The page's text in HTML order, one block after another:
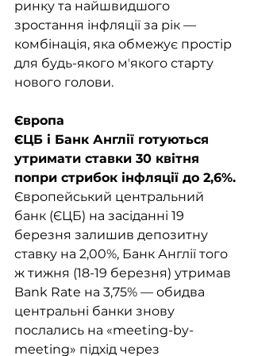
ринку та найшвидшого
зростання інфляції за рік —
комбінація, яка обмежує простір
для будь-якого мʼякого старту
нового голови.
Європа
ЄЦБ і Банк Англії готуються
утримати ставки 30 квітня
попри стрибок інфляції до 2,6%.
Європейський центральний
банк (ЄЦБ) на засіданні 19
березня залишив депозитну
ставку на 2,00%, Банк Англії того
ж тижня (18-19 березня) утримав
Bank Rate на 3,75% — обидва
центральні банки знову
послались на «meeting-by-
meeting» підхід через